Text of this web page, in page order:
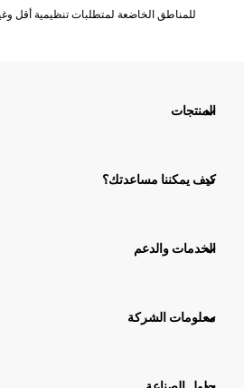
المنتجات
كيف يمكننا مساعدتك؟
الخدمات والدعم
معلومات الشركة